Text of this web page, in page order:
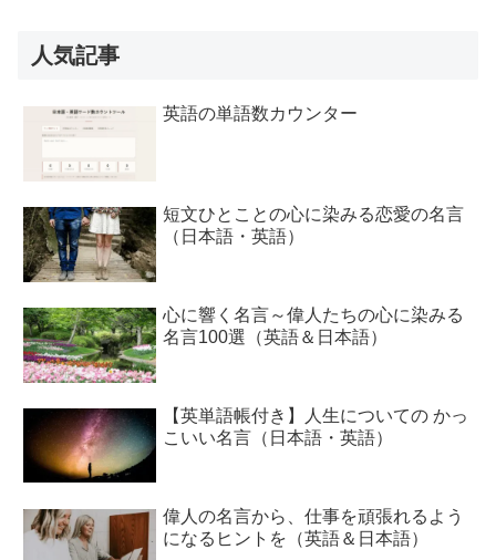
人気記事
英語の単語数カウンター
短文ひとことの心に染みる恋愛の名言
（日本語・英語）
心に響く名言～偉人たちの心に染みる
名言100選（英語＆日本語）
【英単語帳付き】人生についての かっ
こいい名言（日本語・英語）
偉人の名言から、仕事を頑張れるよう
になるヒントを（英語＆日本語）